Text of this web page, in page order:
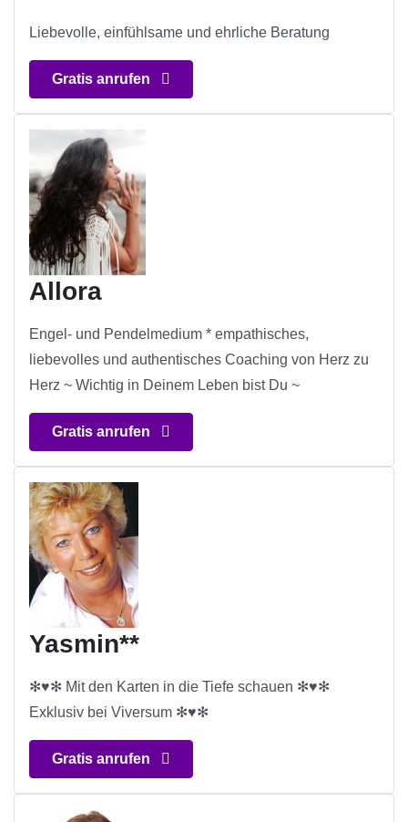
Liebevolle, einfühlsame und ehrliche Beratung
Gratis anrufen
Allora
Engel- und Pendelmedium * empathisches,
liebevolles und authentisches Coaching von Herz zu
Herz ~ Wichtig in Deinem Leben bist Du ~
Gratis anrufen
Yasmin**
✻♥✻ Mit den Karten in die Tiefe schauen ✻♥✻
Exklusiv bei Viversum ✻♥✻
Gratis anrufen